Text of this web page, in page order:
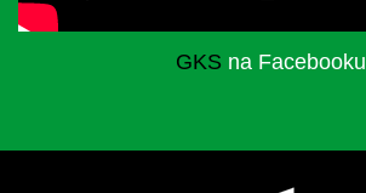
GKS na Facebooku